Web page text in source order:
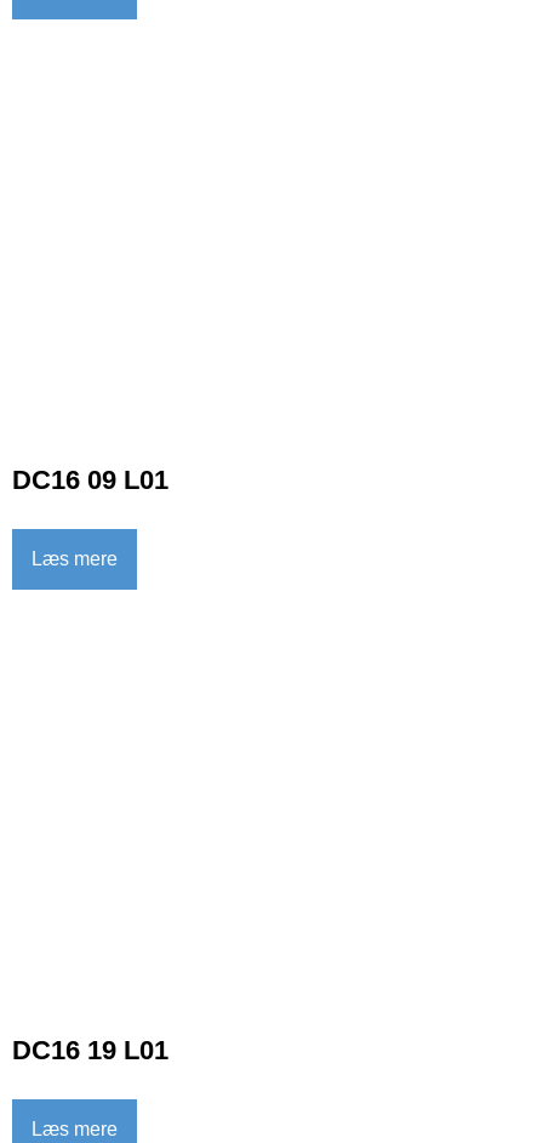
DC16 09 L01
Læs mere
DC16 19 L01
Læs mere